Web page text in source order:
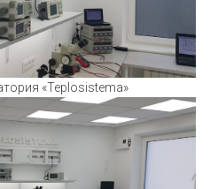
«Teplosistema»